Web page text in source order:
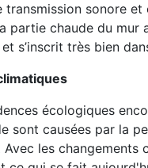
transmission sonore
partie chaude du
s’inscrit très bien
écologiques
sont causées par la
les